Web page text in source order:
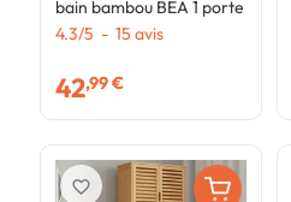
bain bambou BEA 1 porte
4.3/5 - 15 avis
42,99 €
favorite_border